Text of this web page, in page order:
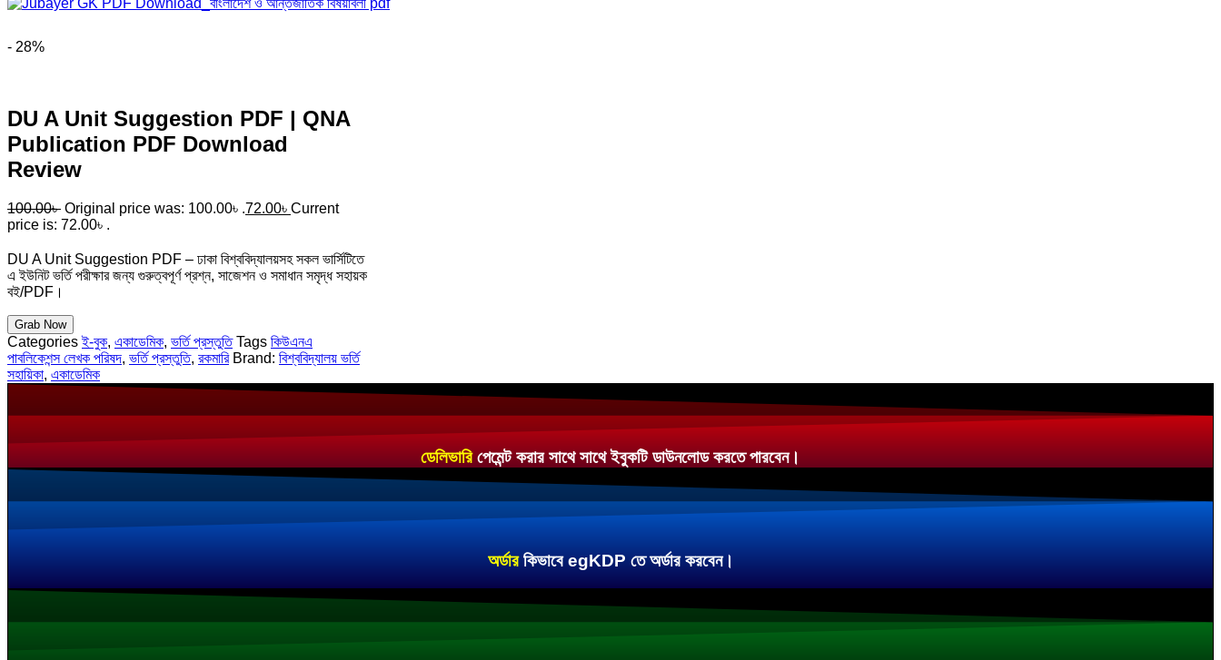
- 28%
DU A Unit Suggestion PDF | QNA
Publication PDF Download
Review
100.00৳ Original price was: 100.00৳ .72.00৳ Current
price is: 72.00৳ .
DU A Unit Suggestion PDF – ঢাকা বিশ্ববিদ্যালয়সহ সকল ভার্সিটিতে
এ ইউনিট ভর্তি পরীক্ষার জন্য গুরুত্বপূর্ণ প্রশ্ন, সাজেশন ও সমাধান সমৃদ্ধ সহায়ক
বই/PDF।
Grab Now
Categories ই-বুক, একাডেমিক, ভর্তি প্রস্তুতি Tags কিউএনএ
পাবলিকেশন্স লেখক পরিষদ, ভর্তি প্রস্তুতি, রকমারি Brand: বিশ্ববিদ্যালয় ভর্তি
সহায়িকা, একাডেমিক
ডেলিভারি পেমেন্ট করার সাথে সাথে ইবুকটি ডাউনলোড করতে পারবেন।
অর্ডার কিভাবে egKDP তে অর্ডার করবেন।